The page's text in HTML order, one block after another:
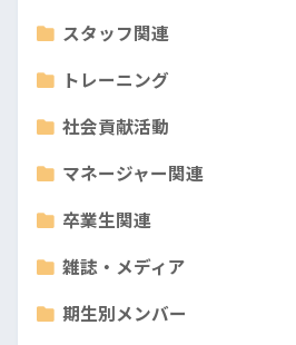
スタッフ関連
トレーニング
社会貢献活動
マネージャー関連
卒業生関連
雑誌・メディア
期生別メンバー